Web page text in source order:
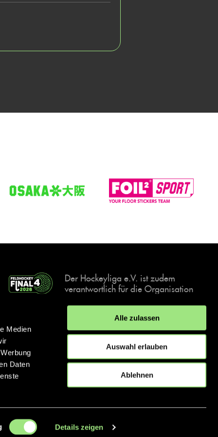
Medien
Daten
Details zeigen
Alle zulassen
Auswahl erlauben
Ablehnen
Der Hockeyliga e.V. ist zudem
verantwortlich für die Organisation
Events, der deutschen Hockey-
Meisterschaften.
IMPRESSUM DATENSCHUTZERKLÄRUNG
© 2026 hockey.de